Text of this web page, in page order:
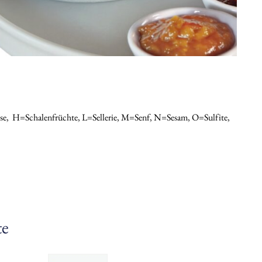
H=schalenfrüchte, L=sellerie, M=senf, N=sesam, O=sulfite,